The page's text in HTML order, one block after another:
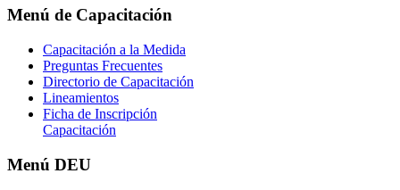
Menú de Capacitación
Capacitación a la Medida
Preguntas Frecuentes
Directorio de Capacitación
Lineamientos
Ficha de Inscripción
Capacitación
Menú DEU